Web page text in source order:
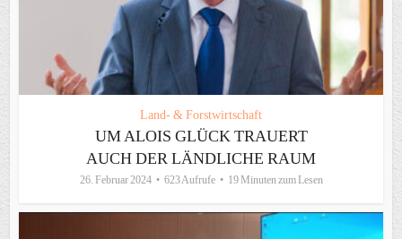
Land- & Forstwirtschaft
UM ALOIS GLÜCK TRAUERT
AUCH DER LÄNDLICHE RAUM
26. Februar 2024 623 Aufrufe 19 Minuten zum Lesen